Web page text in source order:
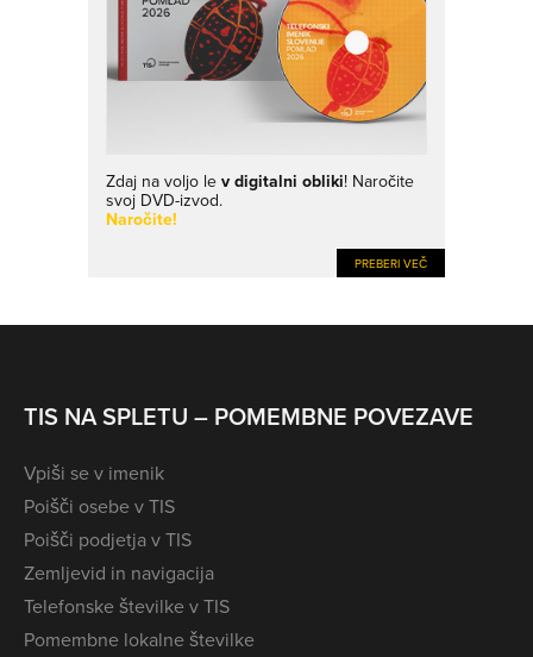
Zdaj na voljo le v digitalni obliki! Naročite
svoj DVD-izvod.
Naročite!
PREBERI VEČ
TIS NA SPLETU – POMEMBNE POVEZAVE
Vpiši se v imenik
Poišči osebe v TIS
Poišči podjetja v TIS
Zemljevid in navigacija
Telefonske številke v TIS
Pomembne lokalne številke